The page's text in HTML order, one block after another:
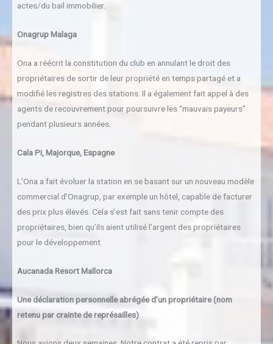
actes/du bail immobilier.
Onagrup Malaga
Ona a réécrit la constitution du club en annulant le droit des
propriétaires de sortir de leur propriété en temps partagé et a
modifié les registres des stations. Il a également fait appel à des
agents de recouvrement pour poursuivre les “mauvais payeurs”
pendant plusieurs années.
Cala Pi, Majorque, Espagne
L’Ona a fait évoluer la station en se basant sur un nouveau modèle
commercial d’Onagrup, par exemple un hôtel, capable de facturer
des prix plus élevés. Cela s’est fait sans tenir compte des
propriétaires, bien qu’ils aient utilisé l’argent des propriétaires
pour le développement.
Aucanada Resort Mallorca
Une déclaration personnelle abrégée d’un propriétaire (nom
retenu par crainte de représailles)